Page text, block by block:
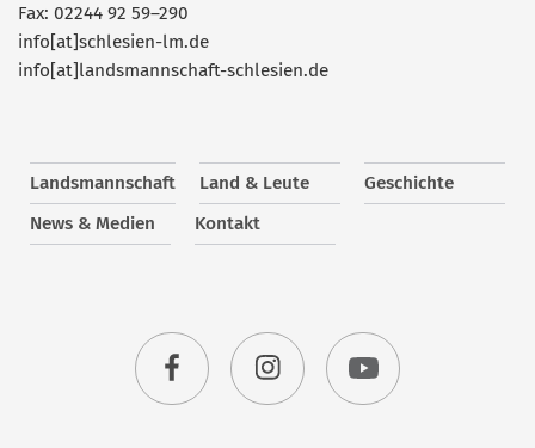
Fax: 02244 92 59–290
info[at]schlesien-lm.de
info[at]landsmannschaft-schlesien.de
Landsmannschaft Land & Leute
Geschichte
News & Medien
Kontakt